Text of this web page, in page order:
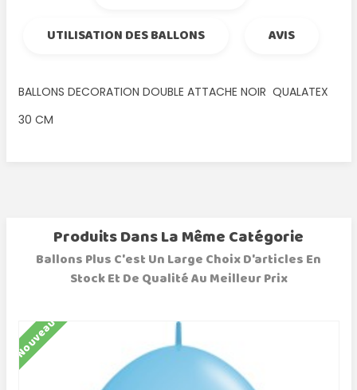
UTILISATION DES BALLONS
AVIS
BALLONS DECORATION DOUBLE ATTACHE NOIR QUALATEX
30 CM
Produits Dans La Même Catégorie
Ballons Plus C'est Un Large Choix D'articles En
Stock Et De Qualité Au Meilleur Prix
Nouveau